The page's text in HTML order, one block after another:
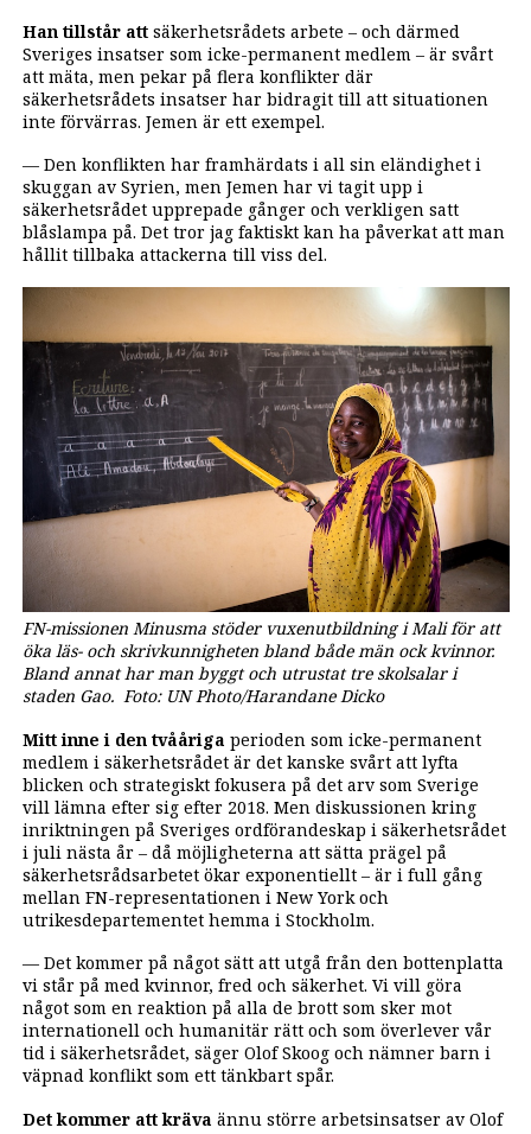
Han tillstår attsäkerhetsrådets arbete – och därmed
Sveriges insatser som icke-permanent medlem – är svårt
att mäta, men pekar på flera konflikter där
säkerhetsrådets insatser har bidragit till att situationen
inte förvärras. Jemen är ett exempel.
— Den konflikten har framhärdats i all sin eländighet i
skuggan av Syrien, men Jemen har vi tagit upp i
säkerhetsrådet upprepade gånger och verkligen satt
blåslampa på. Det tror jag faktiskt kan ha påverkat att man
hållit tillbaka attackerna till viss del.
FN-missionen Minusma stöder vuxenutbildning i Mali för att
öka läs- och skrivkunnigheten bland både män ock kvinnor.
Bland annat har man byggt och utrustat tre skolsalar i
staden Gao. Foto: UN Photo/Harandane Dicko
Mitt inne i den tvååriga perioden som icke-permanent
medlem i säkerhetsrådet är det kanske svårt att lyfta
blicken och strategiskt fokusera på det arv som Sverige
vill lämna efter sig efter 2018. Men diskussionen kring
inriktningen på Sveriges ordförandeskap i säkerhetsrådet
i juli nästa år – då möjligheterna att sätta prägel på
säkerhetsrådsarbetet ökar exponentiellt – är i full gång
mellan FN-representationen i New York och
utrikesdepartementet hemma i Stockholm.
— Det kommer på något sätt att utgå från den bottenplatta
vi står på med kvinnor, fred och säkerhet. Vi vill göra
något som en reaktion på alla de brott som sker mot
internationell och humanitär rätt och som överlever vår
tid i säkerhetsrådet, säger Olof Skoog och nämner barn i
väpnad konflikt som ett tänkbart spår.
Det kommer att kräva ännu större arbetsinsatser av Olof